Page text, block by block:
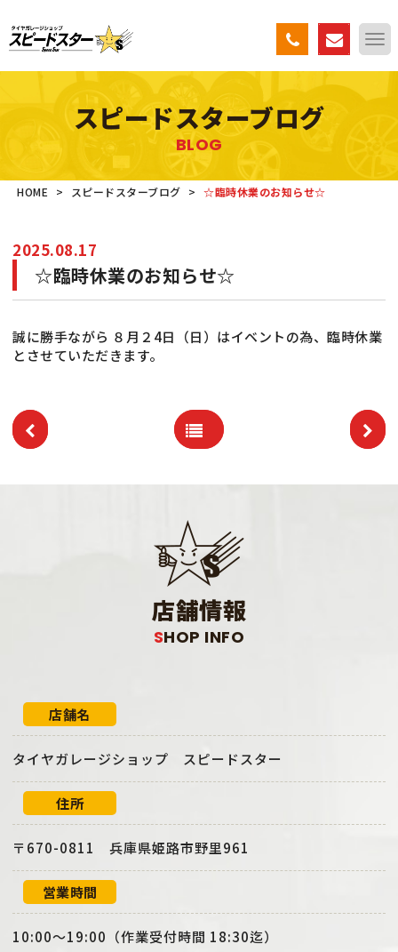
スピードスターブログ
BLOG
HOME > スピードスターブログ > ☆臨時休業のお知らせ☆
2025.08.17
☆臨時休業のお知らせ☆
誠に勝手ながら ８月２4日（日）はイベントの為、臨時休業
とさせていただきます。
店舗情報
SHOP INFO
店舗名
タイヤガレージショップ スピードスター
住所
〒670-0811 兵庫県姫路市野里961
営業時間
10:00～19:00（作業受付時間 18:30迄）